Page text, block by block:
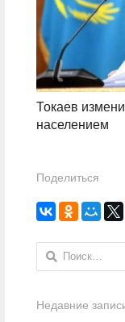
Токаев
населением
Поделиться
Найти:
Недавние